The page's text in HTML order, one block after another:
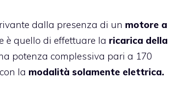
dalla presenza di un motore a
è quello di effettuare la ricarica della
potenza complessiva pari a 170
la modalità solamente elettrica.